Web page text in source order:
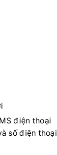
điện thoại
số điện thoại